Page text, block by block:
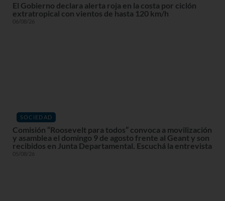
El Gobierno declara alerta roja en la costa por ciclón
extratropical con vientos de hasta 120 km/h
06/08/26
SOCIEDAD
Comisión “Roosevelt para todos” convoca a movilización
y asamblea el domingo 9 de agosto frente al Geant y son
recibidos en Junta Departamental. Escuchá la entrevista
05/08/26